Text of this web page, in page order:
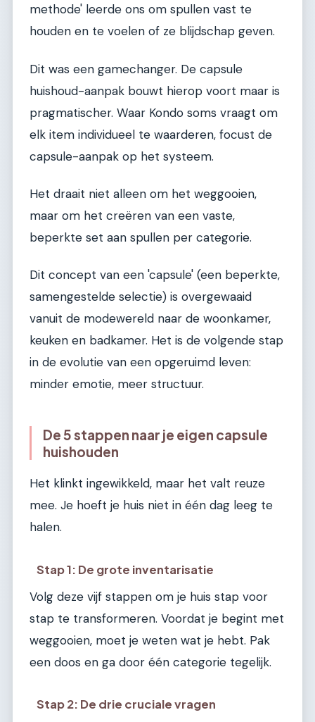
methode' leerde ons om spullen vast te
houden en te voelen of ze blijdschap geven.
Dit was een gamechanger. De capsule
huishoud-aanpak bouwt hierop voort maar is
pragmatischer. Waar Kondo soms vraagt om
elk item individueel te waarderen, focust de
capsule-aanpak op het systeem.
Het draait niet alleen om het weggooien,
maar om het creëren van een vaste,
beperkte set aan spullen per categorie.
Dit concept van een 'capsule' (een beperkte,
samengestelde selectie) is overgewaaid
vanuit de modewereld naar de woonkamer,
keuken en badkamer. Het is de volgende stap
in de evolutie van een opgeruimd leven:
minder emotie, meer structuur.
De 5 stappen naar je eigen capsule
huishouden
Het klinkt ingewikkeld, maar het valt reuze
mee. Je hoeft je huis niet in één dag leeg te
halen.
Stap 1: De grote inventarisatie
Volg deze vijf stappen om je huis stap voor
stap te transformeren. Voordat je begint met
weggooien, moet je weten wat je hebt. Pak
een doos en ga door één categorie tegelijk.
Stap 2: De drie cruciale vragen